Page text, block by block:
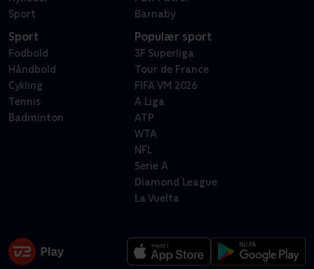
Sport
Barnaby
Sport
Fodbold
Håndbold
Cykling
Tennis
Badminton
Populær sport
3F Superliga
Tour de France
FIFA VM 2026
A Liga
ATP
WTA
NFL
Serie A
Diamond League
La Vuelta